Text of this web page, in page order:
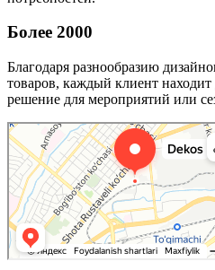
Более 2000
Благодаря разнообразию
товаров, каждый клиент находит
решение для мероприятий или